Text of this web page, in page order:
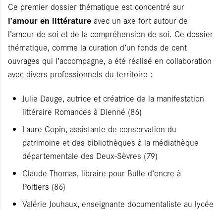
Ce premier dossier thématique est concentré sur
l’amour en littérature avec un axe fort autour de
l’amour de soi et de la compréhension de soi. Ce dossier
thématique, comme la curation d’un fonds de cent
ouvrages qui l’accompagne, a été réalisé en collaboration
avec divers professionnels du territoire :
Julie Dauge, autrice et créatrice de la manifestation
littéraire Romances à Dienné (86)
Laure Copin, assistante de conservation du
patrimoine et des bibliothèques à la médiathèque
départementale des Deux-Sèvres (79)
Claude Thomas, libraire pour Bulle d’encre à
Poitiers (86)
Valérie Jouhaux, enseignante documentaliste au lycée